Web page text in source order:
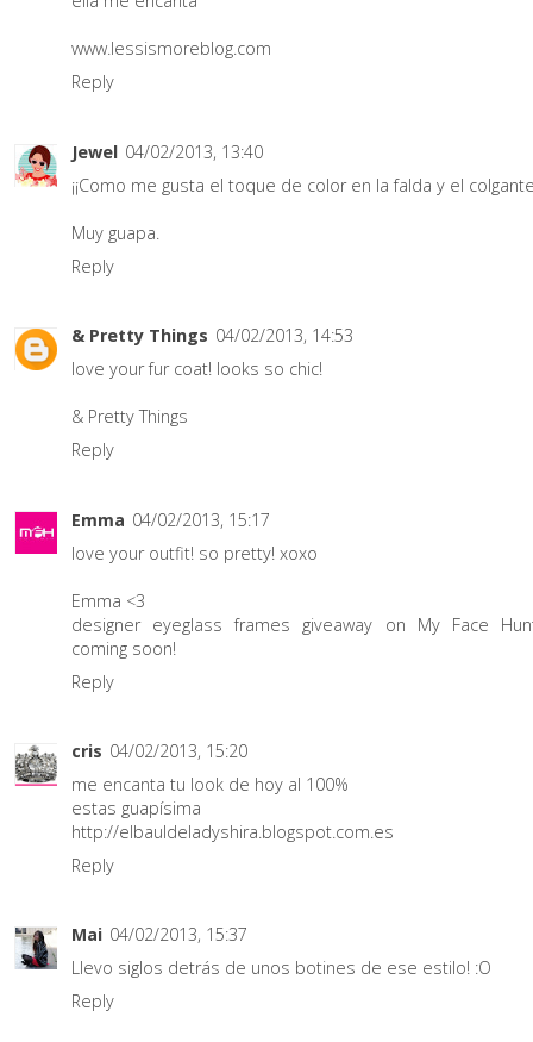
www.lessismoreblog.com
Reply
Jewel 04/02/2013, 13:40
¡¡Como me gusta el toque de color en la falda y el
Muy guapa.
Reply
& Pretty Things 04/02/2013, 14:53
love your fur coat! looks so chic!
& Pretty Things
Reply
Emma 04/02/2013, 15:17
love your outfit! so pretty! xoxo
Emma <3
designer eyeglass frames giveaway on My Face
coming soon!
Reply
cris 04/02/2013, 15:20
me encanta tu look de hoy al 100%
estas guapísima
http://elbauldeladyshira.blogspot.com.es
Reply
Mai 04/02/2013, 15:37
Llevo siglos detrás de unos botines de ese estilo! :O
Reply